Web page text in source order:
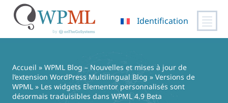
contenu
Identification
Accueil » WPML Blog – Nouvelles et mises à jour de
l’extension WordPress Multilingual Blog » Versions de
WPML » Les widgets Elementor personnalisés sont
désormais traduisibles dans WPML 4.9 Beta